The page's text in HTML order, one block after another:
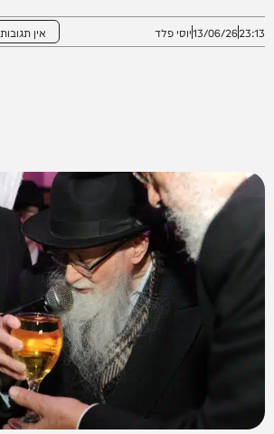
23:13
13/06/26יוסי פלד אין תגובות